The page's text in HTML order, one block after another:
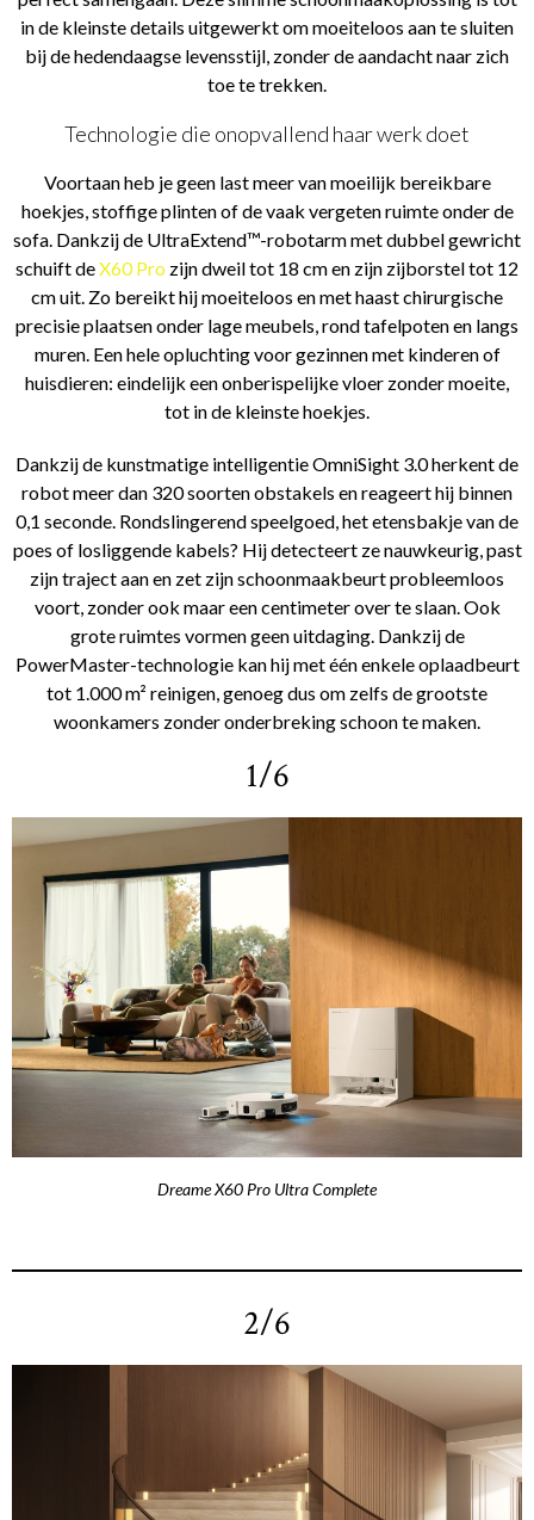
in de kleinste details uitgewerkt om moeiteloos aan te sluiten
bij de hedendaagse levensstijl, zonder de aandacht naar zich
toe te trekken.
Technologie die onopvallend haar werk doet
Voortaan heb je geen last meer van moeilijk bereikbare
hoekjes, stoffige plinten of de vaak vergeten ruimte onder de
sofa. Dankzij de UltraExtend™-robotarm met dubbel gewricht
schuift deX60 Pro zijn dweil tot 18 cm en zijn zijborstel tot 12
cm uit. Zo bereikt hij moeiteloos en met haast chirurgische
precisie plaatsen onder lage meubels, rond tafelpoten en langs
muren. Een hele opluchting voor gezinnen met kinderen of
huisdieren: eindelijk een onberispelijke vloer zonder moeite,
tot in de kleinste hoekjes.
Dankzij de kunstmatige intelligentie OmniSight 3.0 herkent de
robot meer dan 320 soorten obstakels en reageert hij binnen
0,1 seconde. Rondslingerend speelgoed, het etensbakje van de
poes of losliggende kabels? Hij detecteert ze nauwkeurig, past
zijn traject aan en zet zijn schoonmaakbeurt probleemloos
voort, zonder ook maar een centimeter over te slaan. Ook
grote ruimtes vormen geen uitdaging. Dankzij de
PowerMaster-technologie kan hij met één enkele oplaadbeurt
tot 1.000 m² reinigen, genoeg dus om zelfs de grootste
woonkamers zonder onderbreking schoon te maken.
1/6
Dreame X60 Pro Ultra Complete
2/6